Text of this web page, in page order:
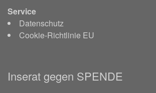
Service
Datenschutz
Cookie-Richtlinie EU
Inserat gegen SPENDE